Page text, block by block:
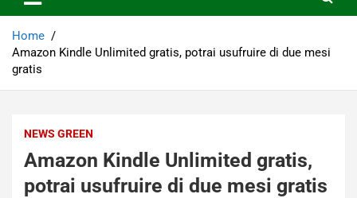
Home
Amazon Kindle Unlimited gratis, potrai usufruire di due mesi
gratis
NEWS GREEN
Amazon Kindle Unlimited gratis,
potrai usufruire di due mesi gratis